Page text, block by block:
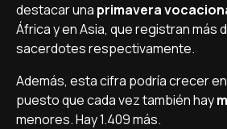
destacar una primavera
África y en Asia, que registran más
sacerdotes respectivamente.
Además, esta cifra podría crecer
puesto que cada vez también hay
menores. Hay 1.409 más.